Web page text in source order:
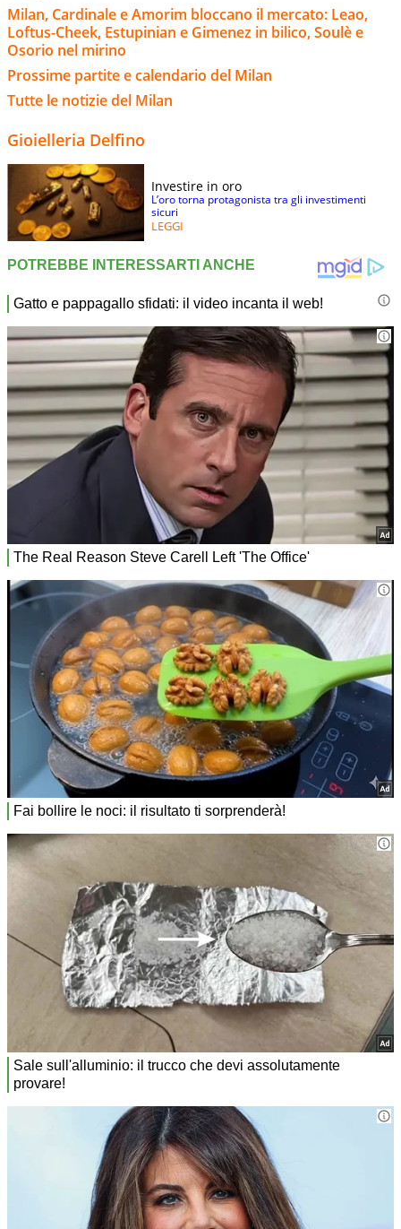
Milan, Cardinale e Amorim bloccano il mercato: Leao,
Loftus-Cheek, Estupinian e Gimenez in bilico, Soulè e
Osorio nel mirino
Prossime partite e calendario del Milan
Tutte le notizie del Milan
Gioielleria Delfino
Investire in oro
L’oro torna protagonista tra gli investimenti
sicuri
LEGGI